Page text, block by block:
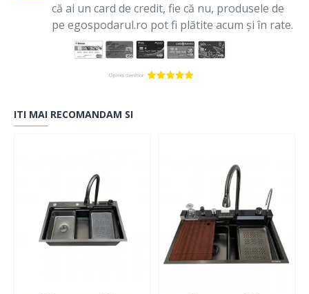
că ai un card de credit, fie că nu, produsele de
pe egospodarul.ro pot fi plătite acum și în rate.
ITI MAI RECOMANDAM SI